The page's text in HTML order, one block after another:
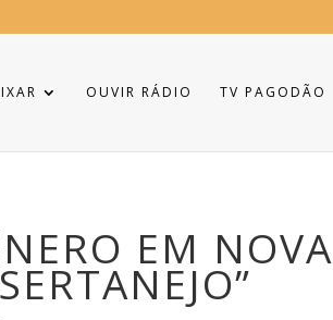
OUVIR RÁDIO TV PAGODÃO
EM NOVA